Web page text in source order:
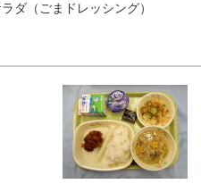
ドレッシング）